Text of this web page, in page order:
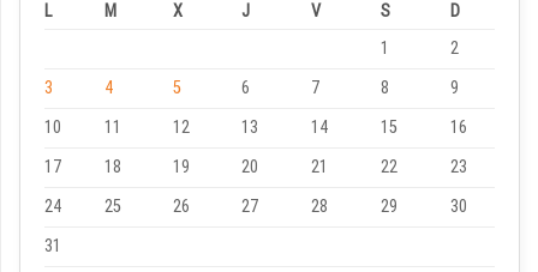
L M X J V S
D
1
2
3
4 5 6 7 8
9
10
11 12 13 14 15
16
17
18 19 20 21 22
23
24
25 26 27 28 29
30
31